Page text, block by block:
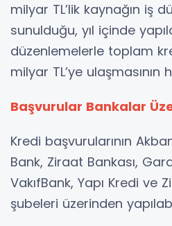
milyar TL’lik kaynağın iş
sunulduğu, yıl içinde
düzenlemelerle toplam
milyar TL’ye
Başvurular Bankalar
Kredi başvurularının
Bank, Ziraat Bankası,
VakıfBank, Yapı Kredi ve
şubeleri üzerinden